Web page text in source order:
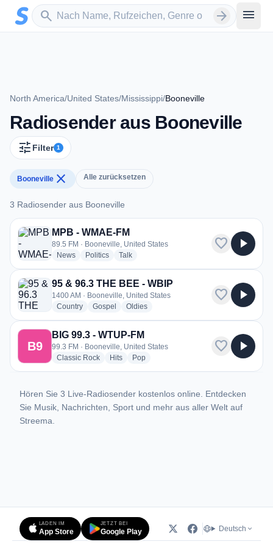
Zum Hauptinhalt springen
search
Sender suchen arrow_forward menu
North America/United States/Mississippi/Booneville
Radiosender aus Booneville
tune Filter 1
Booneville close Alle zurücksetzen
3 Radiosender aus Booneville
3 Radiosender aus Booneville
MPB - WMAE-FM
89.5 FM · Booneville, United States
Newsradio stations
Politicsradio stations
Talkradio stations
favorite play_arrow
95 & 96.3 THE BEE - WBIP
1400 AM · Booneville, United States
Countryradio stations
Gospel radio stations
Oldiesradio stations
favorite play_arrow
B9
BIG 99.3 - WTUP-FM
99.3 FM · Booneville, United States
Classic Rockradio stations
Hitsradio stations
Popradio stations
favorite play_arrow
Hören Sie 3 Live-Radiosender kostenlos online. Entdecken
Sie Musik, Nachrichten, Sport und mehr aus aller Welt auf
Streema.
LADEN IM
App Store
JETZT BEI
Google Play Deutsch